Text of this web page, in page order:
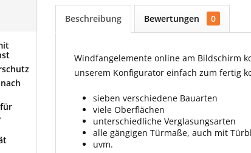
Beschreibung Bewertungen 0
Windfangelemente online am Bildschirm
unserem Konfigurator einfach zum fertig
sieben verschiedene Bauarten
viele Oberflächen
unterschiedliche Verglasungsarten
alle gängigen Türmaße, auch mit
uvm.